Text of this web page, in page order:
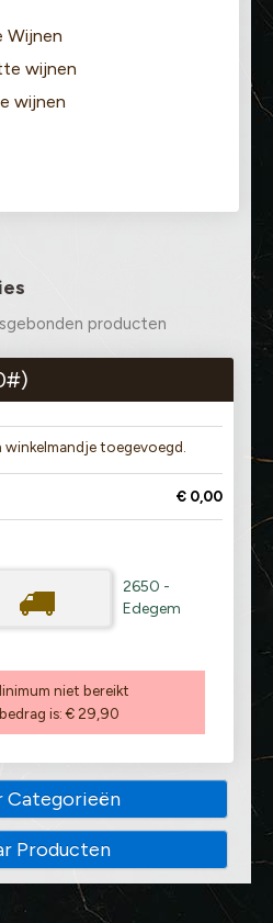
Wijnen
wijnen
wijnen
producten
#)
toegevoegd.
€ 0,00
2650 -
Edegem
niet bereikt
is:€ 29,90
Categorieën
Producten